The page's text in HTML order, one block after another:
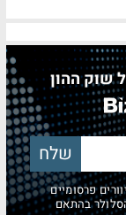
שוק ההון
פרסומיים
בהתאם